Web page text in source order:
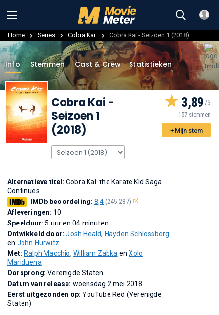
Home Series Cobra Kai Cobra Kai - Seizoen 1 (2018)
Info Stemmen Cast & Crew Statistieken
Cobra Kai -
Seizoen 1
(2018)
3,89
157 stemmen
+ Mijn stem
Alternatieve titel: Cobra Kai: the Karate Kid Saga
Continues
IMDb beoordeling: 8,4(245.287)
Afleveringen: 10
Speelduur:5 uur en 04 minuten
Ontwikkeld door:Josh Heald, Hayden Schlossberg
en John Hurwitz
Met: Ralph Macchio,William Zabka enXolo
Mariduena
Oorsprong:Verenigde Staten
Datum van release: woensdag 2 mei 2018
Eerst uitgezonden op:YouTube Red (Verenigde
Staten)